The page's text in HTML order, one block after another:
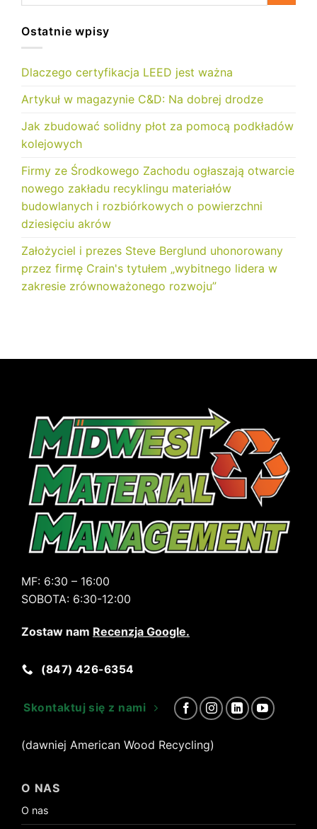
Ostatnie wpisy
Dlaczego certyfikacja LEED jest ważna
Artykuł w magazynie C&D: Na dobrej drodze
Jak zbudować solidny płot za pomocą podkładów
kolejowych
Firmy ze Środkowego Zachodu ogłaszają otwarcie
nowego zakładu recyklingu materiałów
budowlanych i rozbiórkowych o powierzchni
dziesięciu akrów
Założyciel i prezes Steve Berglund uhonorowany
przez firmę Crain's tytułem „wybitnego lidera w
zakresie zrównoważonego rozwoju”
MF: 6:30 – 16:00
SOBOTA: 6:30-12:00
Zostaw nam Recenzja Google.
(847) 426-6354
Skontaktuj się z nami
(dawniej American Wood Recycling)
O NAS
O nas